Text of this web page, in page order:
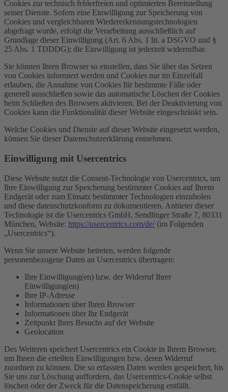
Cookies zur technisch fehlerfreien und optimierten Bereitstellung
seiner Dienste. Sofern eine Einwilligung zur Speicherung von
Cookies und vergleichbaren Wiedererkennungstechnologien
abgefragt wurde, erfolgt die Verarbeitung ausschließlich auf
Grundlage dieser Einwilligung (Art. 6 Abs. 1 lit. a DSGVO und §
25 Abs. 1 TDDDG); die Einwilligung ist jederzeit widerrufbar.
Sie können Ihren Browser so einstellen, dass Sie über das Setzen
von Cookies informiert werden und Cookies nur im Einzelfall
erlauben, die Annahme von Cookies für bestimmte Fälle oder
generell ausschließen sowie das automatische Löschen der Cookies
beim Schließen des Browsers aktivieren. Bei der Deaktivierung von
Cookies kann die Funktionalität dieser Website eingeschränkt sein.
Welche Cookies und Dienste auf dieser Website eingesetzt werden,
können Sie dieser Datenschutzerklärung entnehmen.
Einwilligung mit Usercentrics
Diese Website nutzt die Consent-Technologie von Usercentrics, um
Ihre Einwilligung zur Speicherung bestimmter Cookies auf Ihrem
Endgerät oder zum Einsatz bestimmter Technologien einzuholen
und diese datenschutzkonform zu dokumentieren. Anbieter dieser
Technologie ist die Usercentrics GmbH, Sendlinger Straße 7, 80331
München, Website: https://usercentrics.com/de/ (im Folgenden
„Usercentrics“).
Wenn Sie unsere Website betreten, werden folgende
personenbezogene Daten an Usercentrics übertragen:
Ihre Einwilligung(en) bzw. der Widerruf Ihrer
Einwilligung(en)
Ihre IP-Adresse
Informationen über Ihren Browser
Informationen über Ihr Endgerät
Zeitpunkt Ihres Besuchs auf der Website
Geolocation
Des Weiteren speichert Usercentrics ein Cookie in Ihrem Browser,
um Ihnen die erteilten Einwilligungen bzw. deren Widerruf
zuordnen zu können. Die so erfassten Daten werden gespeichert, bis
Sie uns zur Löschung auffordern, das Usercentrics-Cookie selbst
löschen oder der Zweck für die Datenspeicherung entfällt.